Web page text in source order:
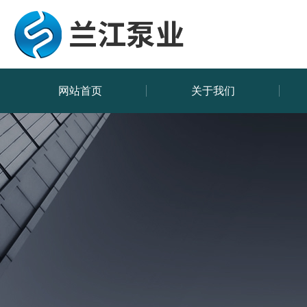
网站首页 关于我们